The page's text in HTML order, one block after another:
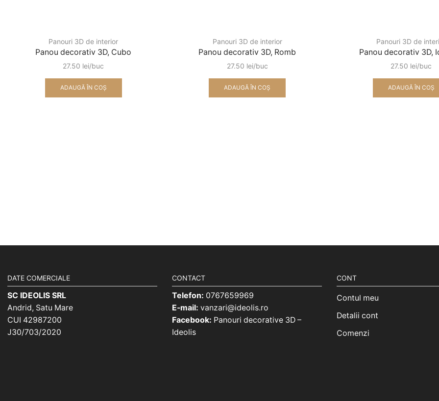
Panouri 3D de interior
Panou decorativ 3D, Cubo
27.50 lei
ADAUGĂ ÎN COȘ
Panouri 3D de interior
Panou decorativ 3D, Romb
27.50 lei
ADAUGĂ ÎN COȘ
Panouri 3D de
Panou decorativ 3D,
27.50 lei
ADAUGĂ ÎN COȘ
DATE COMERCIALE
SC IDEOLIS SRL
Andrid, Satu Mare
CUI 42987200
J30/703/2020
CONTACT
Telefon: 0767659969
E-mail: vanzari@ideolis.ro
Facebook: Panouri decorative 3D –
Ideolis
CONT
Contul meu
Detalii cont
Comenzi